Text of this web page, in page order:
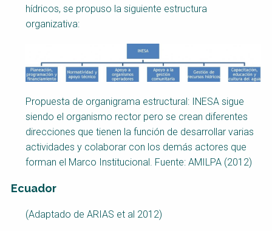
hídricos, se propuso la siguiente estructura
organizativa:
Propuesta de organigrama estructural: INESA sigue
siendo el organismo rector pero se crean diferentes
direcciones que tienen la función de desarrollar varias
actividades y colaborar con los demás actores que
forman el Marco Institucional. Fuente: AMILPA (2012)
Ecuador
(Adaptado de ARIAS et al 2012)